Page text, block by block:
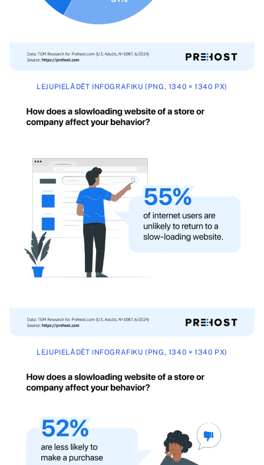
LEJUPIELĀDĒT INFOGRAFIKU (PNG, 1340 × 1340 PX)
LEJUPIELĀDĒT INFOGRAFIKU (PNG, 1340 × 1340 PX)